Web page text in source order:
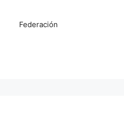
Federación